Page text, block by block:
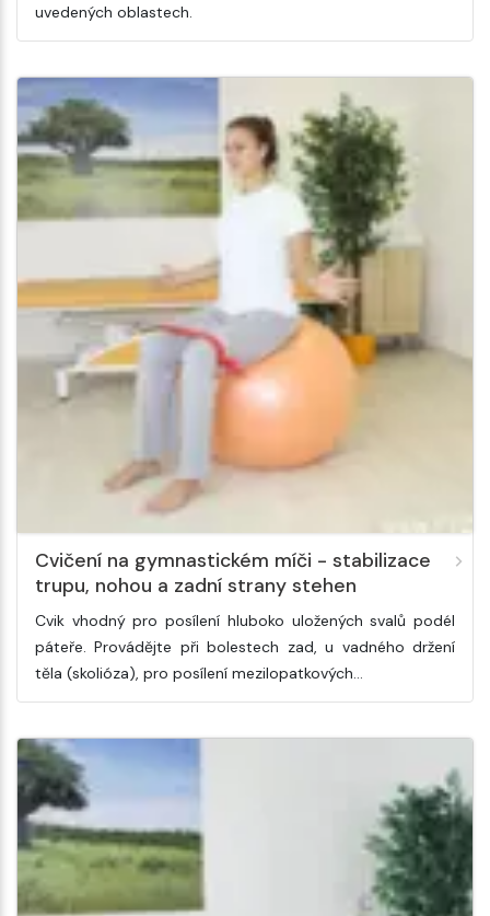
uvedených oblastech.
Cvičení na gymnastickém míči - stabilizace
trupu, nohou a zadní strany stehen
Cvik vhodný pro posílení hluboko uložených svalů podél
páteře. Provádějte při bolestech zad, u vadného držení
těla (skolióza), pro posílení mezilopatkových…